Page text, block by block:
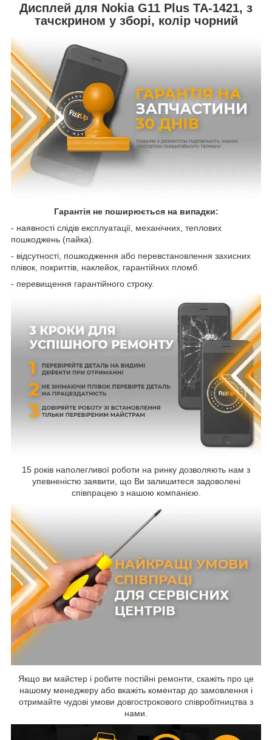
Дисплей для Nokia G11 Plus TA-1421, з
тачскрином у зборі, колір чорний
Гарантія не поширюється на випадки:
- наявності слідів експлуатації, механічних, теплових
пошкоджень (пайка).
- відсутності, пошкодження або перевстановлення захисних
плівок, покриттів, наклейок, гарантійних пломб.
- перевищення гарантійного строку.
15 років наполегливої роботи на ринку дозволяють нам з
упевненістю заявити, що Ви залишитеся задоволені
співпрацею з нашою компанією.
Якщо ви майстер і робите постійні ремонти, скажіть про це
нашому менеджеру або вкажіть коментар до замовлення і
отримайте чудові умови довгострокового співробітництва з
нами.